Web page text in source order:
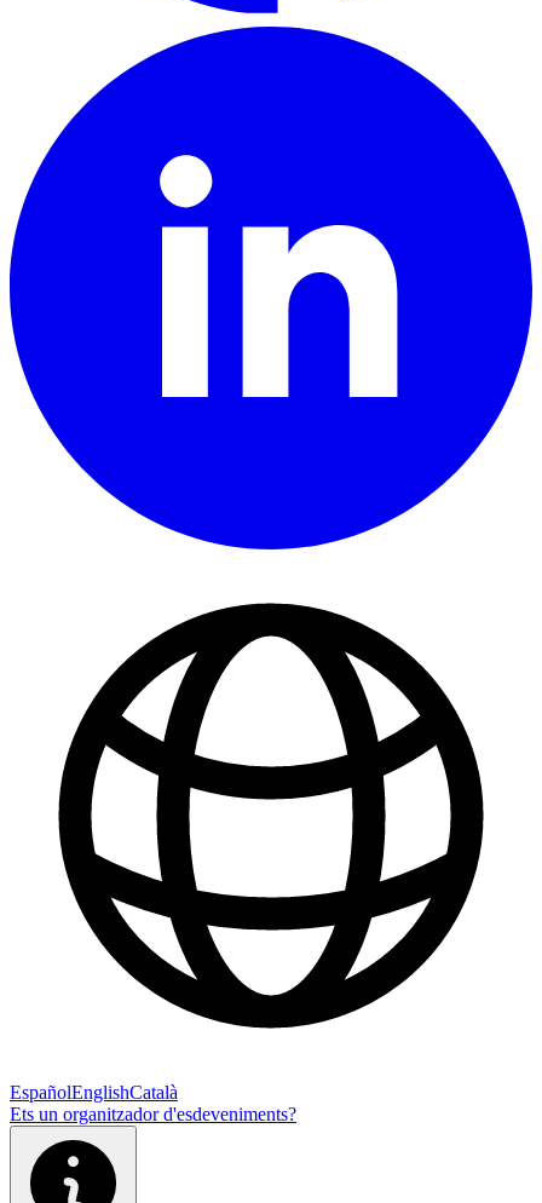
EspañolEnglishCatalà
Ets un organitzador d'esdeveniments?